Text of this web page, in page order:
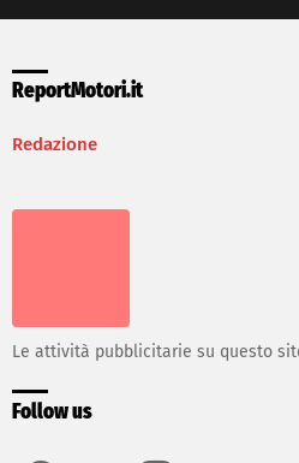
ReportMotori.it
Redazione
Le attività pubblicitarie su questo
Follow us